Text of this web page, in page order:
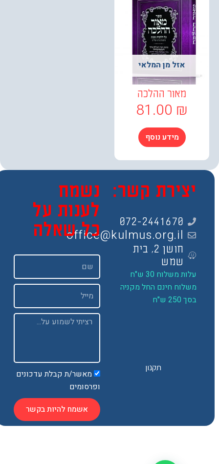
אזל מן המלאי
מאור ההלכה
81.00
מידע נוסף
קשר:
072-2441670
office@kulmus.org.il
חושן 2, בית
שמש
משלוח 30 ש"ח
חינם החל מקניה
נשמח
לענות על
כל שאלה
Email
Message
מאשר/ת קבלת עדכונים
ופרסומים
אשמח להיות בקשר